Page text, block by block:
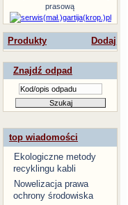
prasową
Produkty Dodaj
Znajdź odpad
top wiadomości
Ekologiczne metody
recyklingu kabli
Nowelizacja prawa
ochrony środowiska